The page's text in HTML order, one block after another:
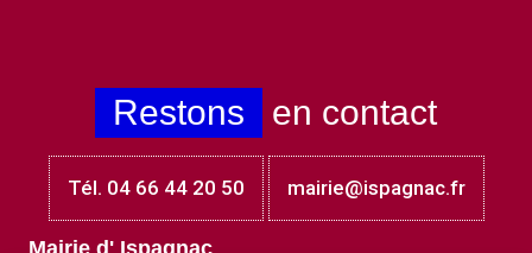
Restons en contact
Tél. 04 66 44 20 50 mairie@ispagnac.fr
Mairie d' Ispagnac